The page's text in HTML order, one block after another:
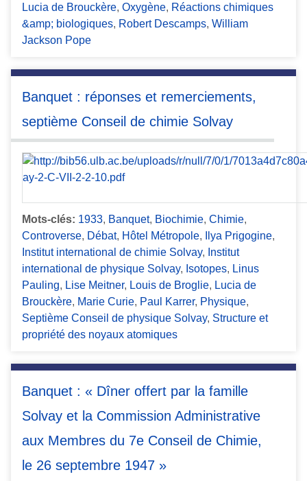
Lucia de Brouckère, Oxygène, Réactions chimiques
&amp; biologiques, Robert Descamps, William
Jackson Pope
Banquet : réponses et remerciements,
septième Conseil de chimie Solvay
Mots-clés: 1933, Banquet, Biochimie, Chimie,
Controverse, Débat, Hôtel Métropole, Ilya Prigogine,
Institut international de chimie Solvay, Institut
international de physique Solvay, Isotopes, Linus
Pauling, Lise Meitner, Louis de Broglie, Lucia de
Brouckère, Marie Curie, Paul Karrer, Physique,
Septième Conseil de physique Solvay, Structure et
propriété des noyaux atomiques
Banquet : « Dîner offert par la famille
Solvay et la Commission Administrative
aux Membres du 7e Conseil de Chimie,
le 26 septembre 1947 »